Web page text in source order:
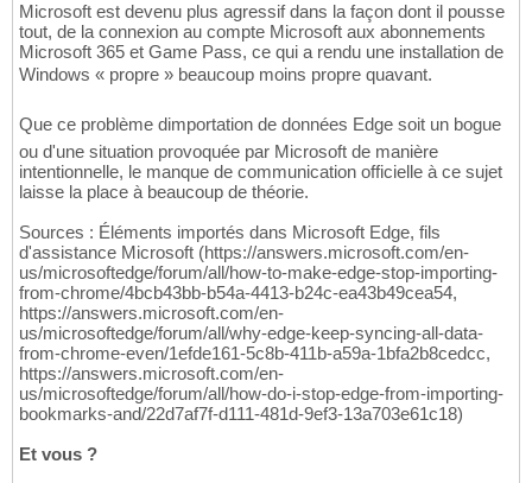
Microsoft est devenu plus agressif dans la façon dont il pousse
tout, de la connexion au compte Microsoft aux abonnements
Microsoft 365 et Game Pass, ce qui a rendu une installation de
Windows « propre » beaucoup moins propre quavant.
Que ce problème dimportation de données Edge soit un bogue
ou d'une situation provoquée par Microsoft de manière
intentionnelle, le manque de communication officielle à ce sujet
laisse la place à beaucoup de théorie.
Sources : Éléments importés dans Microsoft Edge, fils
d'assistance Microsoft (https://answers.microsoft.com/en-
us/microsoftedge/forum/all/how-to-make-edge-stop-importing-
from-chrome/4bcb43bb-b54a-4413-b24c-ea43b49cea54,
https://answers.microsoft.com/en-
us/microsoftedge/forum/all/why-edge-keep-syncing-all-data-
from-chrome-even/1efde161-5c8b-411b-a59a-1bfa2b8cedcc,
https://answers.microsoft.com/en-
us/microsoftedge/forum/all/how-do-i-stop-edge-from-importing-
bookmarks-and/22d7af7f-d111-481d-9ef3-13a703e61c18)
Et vous ?